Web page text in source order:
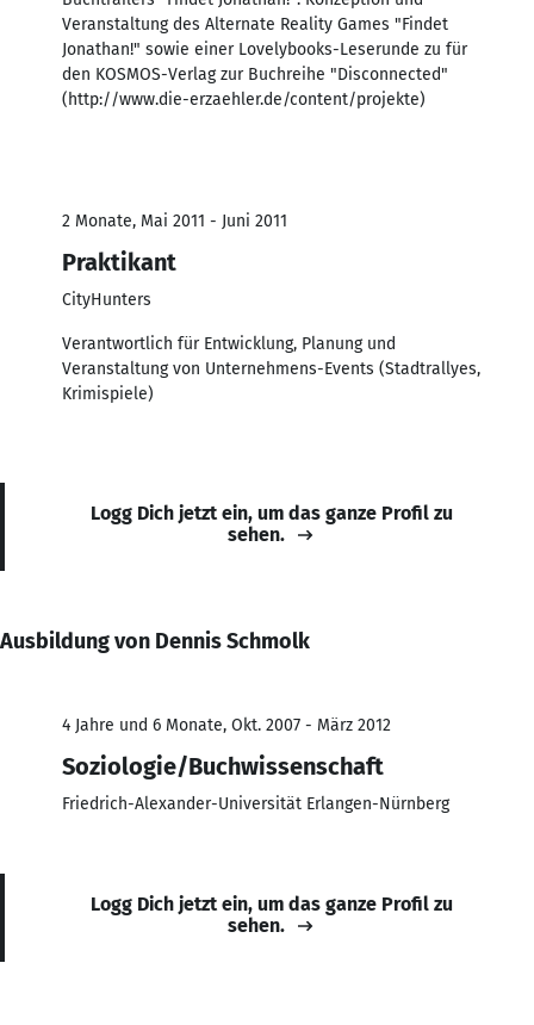
Veranstaltung des Alternate Reality Games "Findet
Jonathan!" sowie einer Lovelybooks-Leserunde zu für
den KOSMOS-Verlag zur Buchreihe "Disconnected"
(http://www.die-erzaehler.de/content/projekte)
2 Monate, Mai 2011 - Juni 2011
Praktikant
CityHunters
Verantwortlich für Entwicklung, Planung und
Veranstaltung von Unternehmens-Events (Stadtrallyes,
Krimispiele)
Logg Dich jetzt ein, um das ganze Profil zu
sehen.
Ausbildung von Dennis Schmolk
4 Jahre und 6 Monate, Okt. 2007 - März 2012
Soziologie/Buchwissenschaft
Friedrich-Alexander-Universität Erlangen-Nürnberg
Logg Dich jetzt ein, um das ganze Profil zu
sehen.